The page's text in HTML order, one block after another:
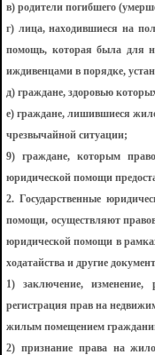
в) родители погибшего
г) лица, находившиеся на
помощь, которая была для
иждивенцами в порядке,
д) граждане, здоровью
е) граждане, лишившиеся
чрезвычайной ситуации;
9) граждане, которым
юридической помощи
2. Государственные
помощи, осуществляют
юридической помощи в
ходатайства и другие
1) заключение, изменение,
регистрация прав на
жилым помещением
2) признание права на